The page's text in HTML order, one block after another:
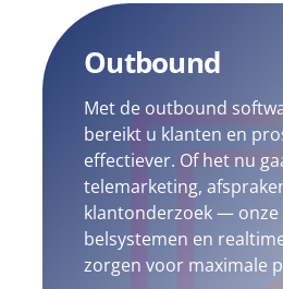
Outbound
Met de outbound
bereikt u klanten en
effectiever. Of het nu
telemarketing,
klantonderzoek —
belsystemen en
zorgen voor maximale